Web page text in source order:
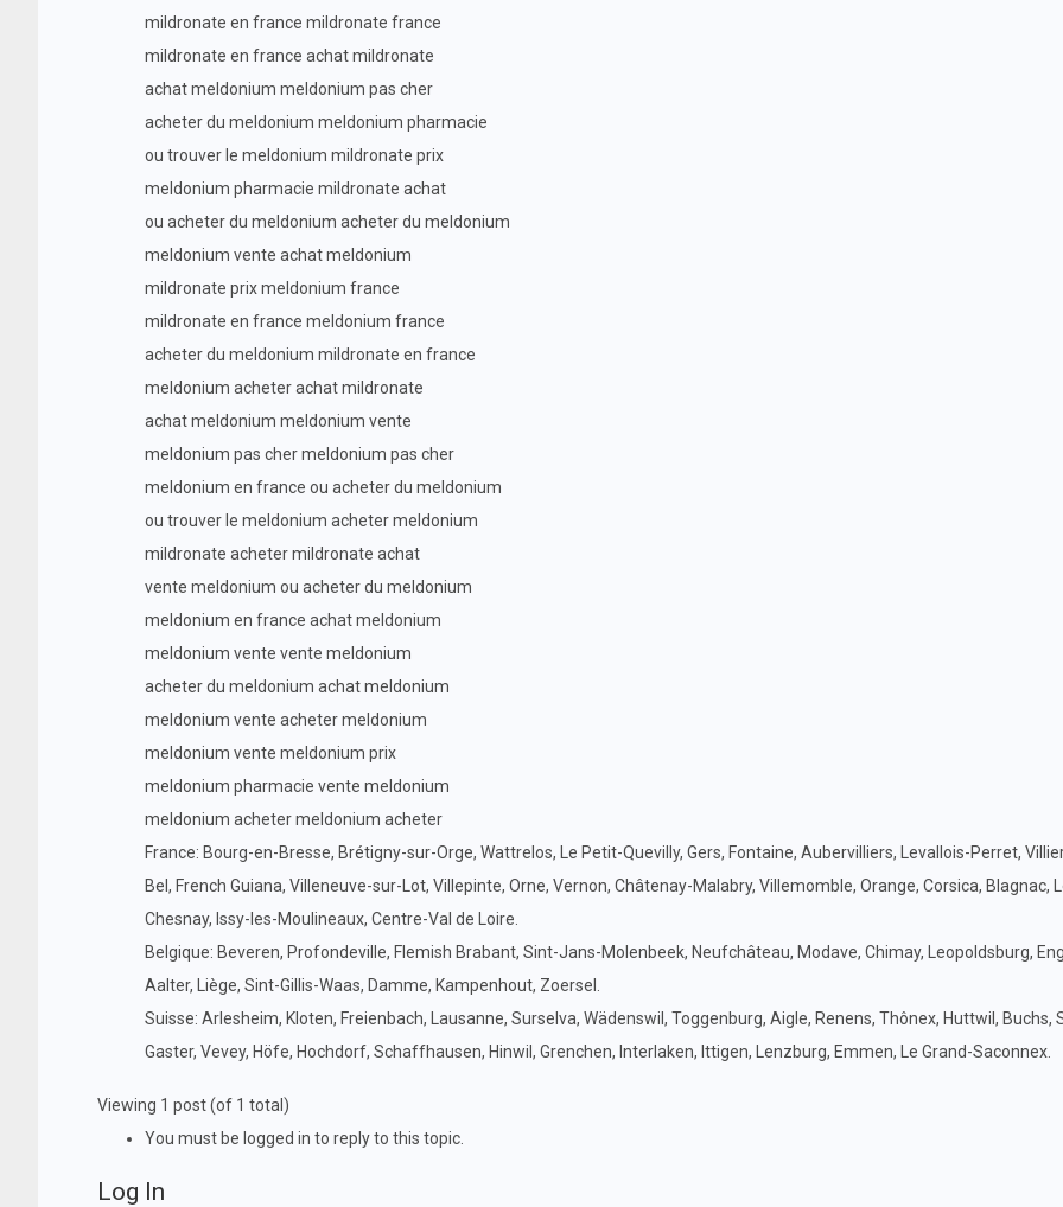
mildronate en france mildronate france
mildronate en france achat mildronate
achat meldonium meldonium pas cher
acheter du meldonium meldonium pharmacie
ou trouver le meldonium mildronate prix
meldonium pharmacie mildronate achat
ou acheter du meldonium acheter du meldonium
meldonium vente achat meldonium
mildronate prix meldonium france
mildronate en france meldonium france
acheter du meldonium mildronate en france
meldonium acheter achat mildronate
achat meldonium meldonium vente
meldonium pas cher meldonium pas cher
meldonium en france ou acheter du meldonium
ou trouver le meldonium acheter meldonium
mildronate acheter mildronate achat
vente meldonium ou acheter du meldonium
meldonium en france achat meldonium
meldonium vente vente meldonium
acheter du meldonium achat meldonium
meldonium vente acheter meldonium
meldonium vente meldonium prix
meldonium pharmacie vente meldonium
meldonium acheter meldonium acheter
France: Bourg-en-Bresse, Brétigny-sur-Orge, Wattrelos, Le Petit-Quevilly, Gers, Fontaine, Aubervilliers, Levallois-Perret,
Bel, French Guiana, Villeneuve-sur-Lot, Villepinte, Orne, Vernon, Châtenay-Malabry, Villemomble, Orange, Corsica, Blagnac,
Chesnay, Issy-les-Moulineaux, Centre-Val de Loire.
Belgique: Beveren, Profondeville, Flemish Brabant, Sint-Jans-Molenbeek, Neufchâteau, Modave, Chimay, Leopoldsburg,
Aalter, Liège, Sint-Gillis-Waas, Damme, Kampenhout, Zoersel.
Suisse: Arlesheim, Kloten, Freienbach, Lausanne, Surselva, Wädenswil, Toggenburg, Aigle, Renens, Thônex, Huttwil, Buchs,
Gaster, Vevey, Höfe, Hochdorf, Schaffhausen, Hinwil, Grenchen, Interlaken, Ittigen, Lenzburg, Emmen, Le Grand-Saconnex.
Viewing 1 post (of 1 total)
You must be logged in to reply to this topic.
Log In